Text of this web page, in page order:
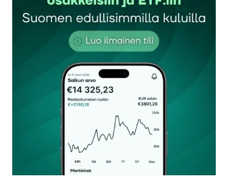
Sähköpostiosoitettasi ei julkaista.Pakolliset
kentät on merkitty*
Kommentti*
Nimesi tai nimimerkkisi
Sähköpostiosoitteesi